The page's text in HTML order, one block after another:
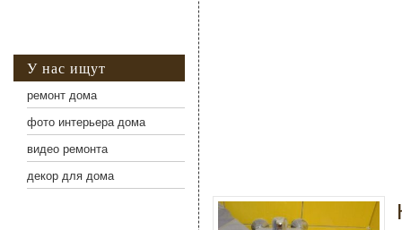
У нас ищут
ремонт дома
фото интерьера дома
видео ремонта
декор для дома